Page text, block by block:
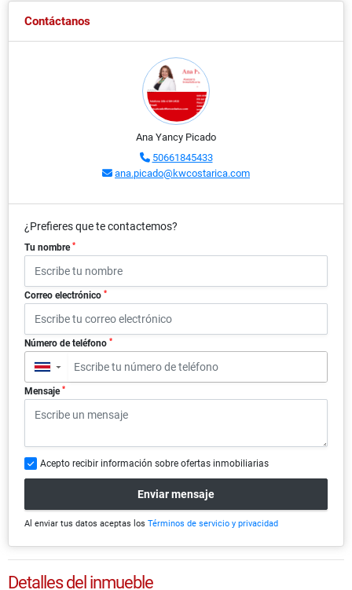
Contáctanos
Ana Yancy Picado
50661845433
ana.picado@kwcostarica.com
¿Prefieres que te contactemos?
Tu nombre *
Correo electrónico *
Número de teléfono *
▼
Mensaje *
Acepto recibir información sobre ofertas inmobiliarias
Enviar mensaje
Al enviar tus datos aceptas los Términos de servicio y privacidad
Detalles del inmueble